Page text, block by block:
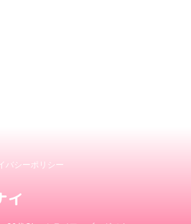
バシーポリシー
イ